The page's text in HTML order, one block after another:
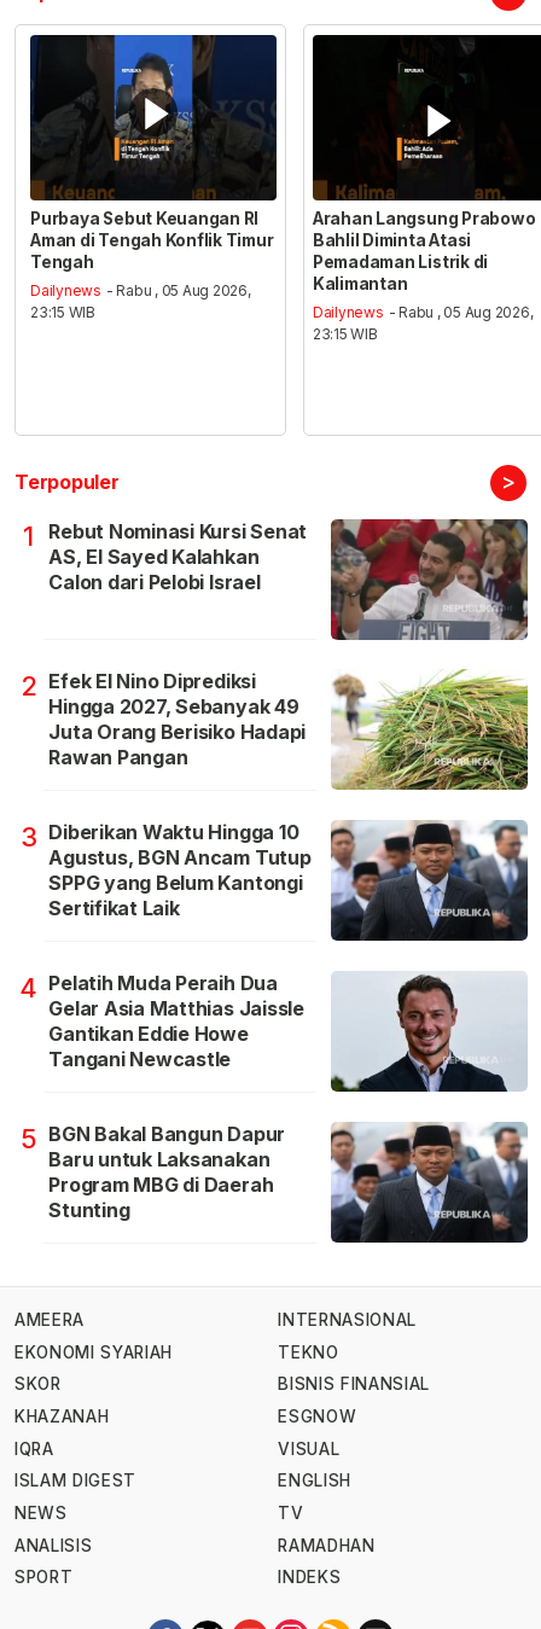
Purbaya Sebut Keuangan RI
Aman di Tengah Konflik Timur
Tengah
Dailynews - Rabu , 05 Aug 2026,
23:15 WIB
Arahan Langsung Prabowo
Bahlil Diminta Atasi
Pemadaman Listrik di
Kalimantan
Dailynews - Rabu , 05 Aug 2026,
23:15 WIB
Terpopuler >
1
Rebut Nominasi Kursi Senat
AS, El Sayed Kalahkan
Calon dari Pelobi Israel
2 Efek El Nino Diprediksi
Hingga 2027, Sebanyak 49
Juta Orang Berisiko Hadapi
Rawan Pangan
3 Diberikan Waktu Hingga 10
Agustus, BGN Ancam Tutup
SPPG yang Belum Kantongi
Sertifikat Laik
4 Pelatih Muda Peraih Dua
Gelar Asia Matthias Jaissle
Gantikan Eddie Howe
Tangani Newcastle
5 BGN Bakal Bangun Dapur
Baru untuk Laksanakan
Program MBG di Daerah
Stunting
AMEERA
EKONOMI SYARIAH
SKOR
KHAZANAH
IQRA
ISLAM DIGEST
NEWS
ANALISIS
SPORT
INTERNASIONAL
TEKNO
BISNIS FINANSIAL
ESGNOW
VISUAL
ENGLISH
TV
RAMADHAN
INDEKS